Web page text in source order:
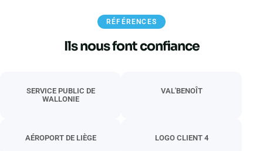
RÉFÉRENCES
Ils nous font confiance
SERVICE PUBLIC DE
WALLONIE
VAL'BENOÎT
AÉROPORT DE LIÈGE LOGO CLIENT 4